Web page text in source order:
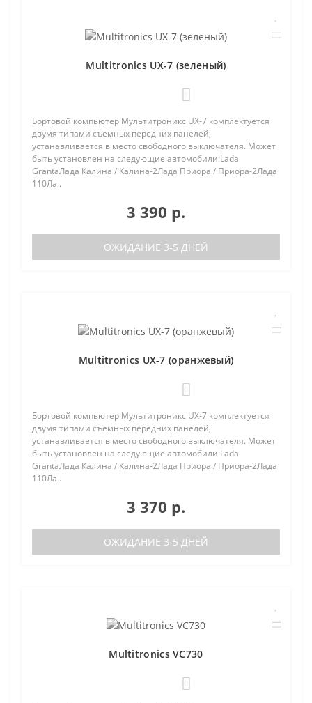
Multitronics UX-7 (зеленый)
Бортовой компьютер Мультитроникс UX-7 комплектуется
двумя типами съемных передних панелей,
устанавливается в место свободного выключателя. Может
быть установлен на следующие автомобили:Lada
GrantaЛада Калина / Калина-2Лада Приора / Приора-2Лада
110Ла..
3 390 р.
ОЖИДАНИЕ 3-5 ДНЕЙ
Multitronics UX-7 (оранжевый)
Бортовой компьютер Мультитроникс UX-7 комплектуется
двумя типами съемных передних панелей,
устанавливается в место свободного выключателя. Может
быть установлен на следующие автомобили:Lada
GrantaЛада Калина / Калина-2Лада Приора / Приора-2Лада
110Ла..
3 370 р.
ОЖИДАНИЕ 3-5 ДНЕЙ
Multitronics VC730